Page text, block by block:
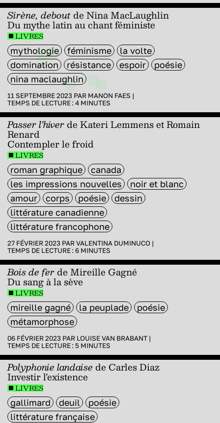
Sirène, debout de Nina MacLaughlin
Du mythe latin au chant féministe
LIVRES
mythologie féminisme
la volte
domination
résistance espoir
poésie
nina maclaughlin
11 SEPTEMBRE 2023 PAR MANON FAES |
TEMPS DE LECTURE : 4 MINUTES
Passer l’hiverde Kateri Lemmens et Romain
Renard
Contempler le froid
LIVRES
roman graphique
canada
les impressions nouvelles
noir et blanc
amour
corps poésie
dessin
littérature canadienne
littérature francophone
27 FÉVRIER 2023 PARVALENTINA DUMINUCO |
TEMPS DE LECTURE : 6 MINUTES
Bois de ferde Mireille Gagné
Du sang à la sève
LIVRES
mireille gagné la peuplade
poésie
métamorphose
06 FÉVRIER 2023 PAR LOUISE VAN BRABANT |
TEMPS DE LECTURE : 5 MINUTES
Polyphonie landaise de Carles Diaz
Investir l’existence
LIVRES
gallimard deuil
poésie
littérature française